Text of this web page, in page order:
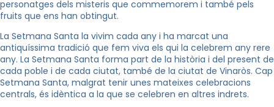
personatges dels misteris que commemorem i també pels
fruits que ens han obtingut.
La Setmana Santa la vivim cada any i ha marcat una
antiquíssima tradició que fem viva els qui la celebrem any rere
any. La Setmana Santa forma part de la història i del present de
cada poble i de cada ciutat, també de la ciutat de Vinaròs. Cap
Setmana Santa, malgrat tenir unes mateixes celebracions
centrals, és idèntica a la que se celebren en altres indrets.